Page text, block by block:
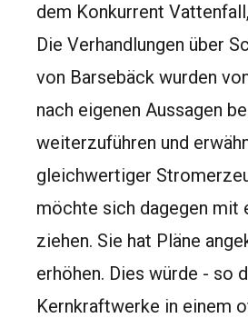
dem Konkurrent
Die Verhandlungen über
von Barsebäck wurden
nach eigenen Aussagen
weiterzuführen und
gleichwertiger
möchte sich dagegen mit
ziehen. Sie hat Pläne
erhöhen. Dies würde - so
Kernkraftwerke in einem